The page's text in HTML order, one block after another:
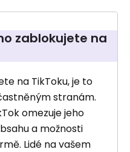
zablokujete na
na TikToku, je to
stranám.
omezuje jeho
a možnosti
Lidé na vašem